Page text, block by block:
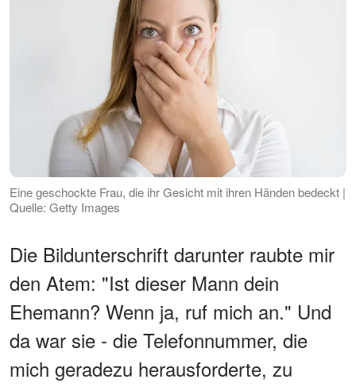
Eine geschockte Frau, die ihr Gesicht mit ihren Händen bedeckt |
Quelle: Getty Images
Die Bildunterschrift darunter raubte mir
den Atem: "Ist dieser Mann dein
Ehemann? Wenn ja, ruf mich an." Und
da war sie - die Telefonnummer, die
mich geradezu herausforderte, zu